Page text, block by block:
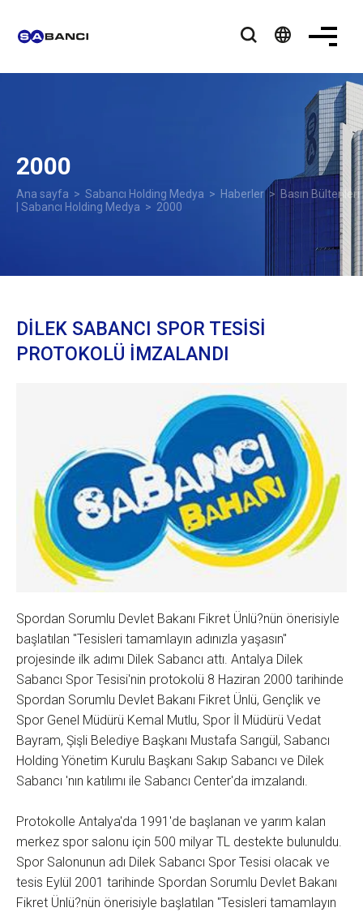
language
2000
Ana sayfa > Sabancı Holding Medya > Haberler> Basın Bültenleri
| Sabancı Holding Medya > 2000
DİLEK SABANCI SPOR TESİSİ
PROTOKOLÜ İMZALANDI
Spordan Sorumlu Devlet Bakanı Fikret Ünlü?nün önerisiyle
başlatılan "Tesisleri tamamlayın adınızla yaşasın"
projesinde ilk adımı Dilek Sabancı attı. Antalya Dilek
Sabancı Spor Tesisi'nin protokolü 8 Haziran 2000 tarihinde
Spordan Sorumlu Devlet Bakanı Fikret Ünlü, Gençlik ve
Spor Genel Müdürü Kemal Mutlu, Spor İl Müdürü Vedat
Bayram, Şişli Belediye Başkanı Mustafa Sarıgül, Sabancı
Holding Yönetim Kurulu Başkanı Sakıp Sabancı ve Dilek
Sabancı 'nın katılımı ile Sabancı Center'da imzalandı.
Protokolle Antalya'da 1991'de başlanan ve yarım kalan
merkez spor salonu için 500 milyar TL destekte bulunuldu.
Spor Salonunun adı Dilek Sabancı Spor Tesisi olacak ve
tesis Eylül 2001 tarihinde Spordan Sorumlu Devlet Bakanı
Fikret Ünlü?nün önerisiyle başlatılan "Tesisleri tamamlayın